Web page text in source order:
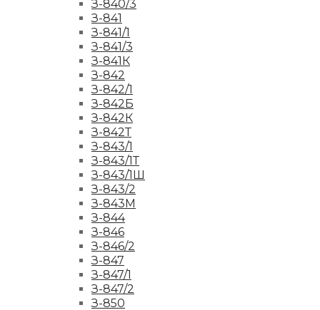
З-840/3
З-841
З-841/1
З-841/3
З-841К
З-842
З-842/1
З-842Б
З-842К
З-842Т
З-843/1
З-843/1Т
З-843/1Ш
З-843/2
З-843М
З-844
З-846
З-846/2
З-847
З-847/1
З-847/2
З-850